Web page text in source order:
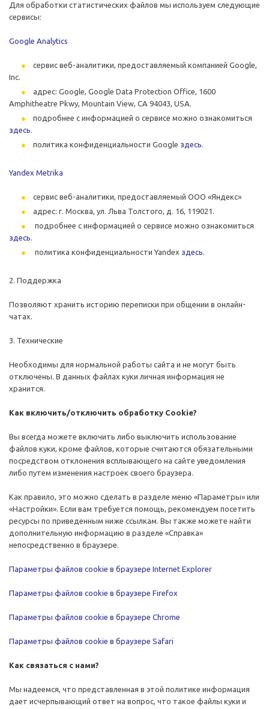
Для обработки статистических файлов мы используем следующие
сервисы:
Google Analytics
сервис веб-аналитики, предоставляемый компанией Google,
Inc.
адрес: Google, Google Data Protection Office, 1600
Amphitheatre Pkwy, Mountain View, CA 94043, USA.
подробнее с информацией о сервисе можно ознакомиться
здесь.
политика конфиденциальности Google здесь.
Yandex Metrika
сервис веб-аналитики, предоставляемый ООО «Яндекс»
адрес: г. Москва, ул. Льва Толстого, д. 16, 119021.
подробнее с информацией о сервисе можно ознакомиться
здесь.
политика конфиденциальности Yandex здесь.
2. Поддержка
Позволяют хранить историю переписки при общении в онлайн-
чатах.
3. Технические
Необходимы для нормальной работы сайта и не могут быть
отключены. В данных файлах куки личная информация не
хранится.
Как включить/отключить обработку Cookie?
Вы всегда можете включить либо выключить использование
файлов куки, кроме файлов, которые считаются обязательными
посредством отклонения всплывающего на сайте уведомления
либо путем изменения настроек своего браузера.
Как правило, это можно сделать в разделе меню «Параметры» или
«Настройки». Если вам требуется помощь, рекомендуем посетить
ресурсы по приведенным ниже ссылкам. Вы также можете найти
дополнительную информацию в разделе «Справка»
непосредственно в браузере.
Параметры файлов cookie в браузере Internet Explorer
Параметры файлов cookie в браузере Firefox
Параметры файлов cookie в браузере Chrome
Параметры файлов cookie в браузере Safari
Как связаться с нами?
Мы надеемся, что представленная в этой политике информация
дает исчерпывающий ответ на вопрос, что такое файлы куки и